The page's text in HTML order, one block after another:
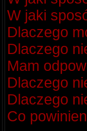
W jaki
Dlaczego
Dlaczego
Mam
Dlaczego
Dlaczego
Co